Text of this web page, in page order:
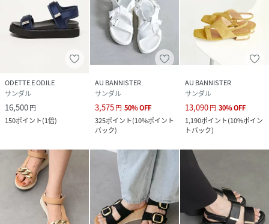
ODETTE E ODILE
サンダル
16,500円
150ポイント(1倍)
AU BANNISTER
サンダル
3,575円 50%OFF
325ポイント(10%ポイント
バック)
AU BANNISTER
サンダル
13,090円 30%OFF
1,190ポイント(10%ポイン
トバック)